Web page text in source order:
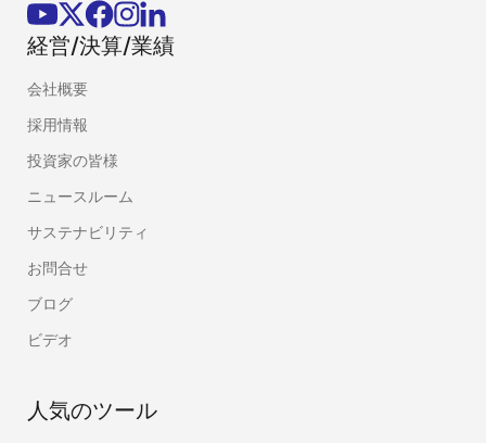
経営/決算/業績
会社概要
採用情報
投資家の皆様
ニュースルーム
サステナビリティ
お問合せ
ブログ
ビデオ
人気のツール